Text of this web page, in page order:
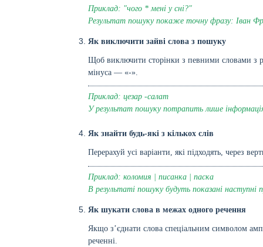
Приклад: "чого * мені у сні?"
Результат пошуку покаже точну фразу: Іван
Як виключити зайві слова з пошуку
Щоб виключити сторінки з певними словами з
мінуса — «-».
Приклад: цезар -салат
У результат пошуку потрапить лише
Як знайти будь-які з кількох слів
Перерахуй усі варіанти, які підходять, через
Приклад: коломия | писанка | паска
В результаті пошуку будуть показані
Як шукати слова в межах одного речення
Якщо з’єднати слова спеціальним символом
реченні.